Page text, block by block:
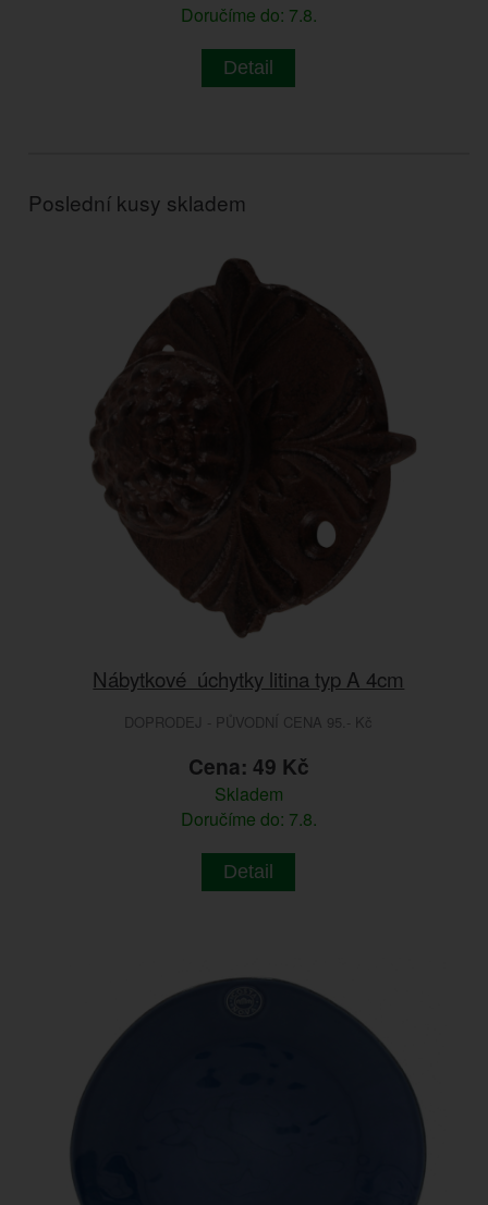
Doručíme do: 7.8.
Detail
Poslední kusy skladem
Nábytkové úchytky litina typ A 4cm
DOPRODEJ - PŮVODNÍ CENA 95.- Kč
Cena: 49 Kč
Skladem
Doručíme do: 7.8.
Detail